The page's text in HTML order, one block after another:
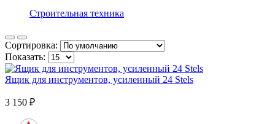
Строительная техника
Сортировка:
Показать:
Ящик для инструментов, усиленный 24 Stels
3 150 ₽